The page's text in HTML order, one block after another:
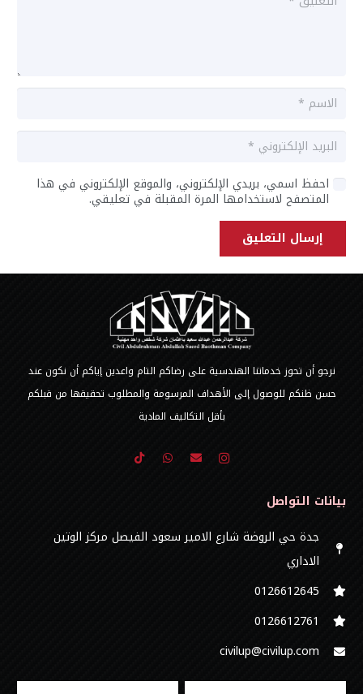
احفظ اسمي، بريدي الإلكتروني، والموقع الإلكتروني في هذا
المتصفح لاستخدامها المرة المقبلة في تعليقي.
إرسال التعليق
نرجو أن تحوز خدماتنا الهندسية على رضاكم التام واعدين إياكم أن نكون عند
حسن ظنكم للوصول إلى الأهداف المرسومة والمطلوب تحقيقها من قبلكم
بأقل التكاليف المادية
بيانات التواصل
جدة حي الروضة شارع الامير سعود الفيصل مركز الوتين
الاداري
0126612645‬
‭0126612761
civilup@civilup.com